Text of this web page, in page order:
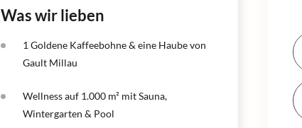
Was wir lieben
1 Goldene Kaffeebohne & eine Haube von
Gault Millau
Wellness auf 1.000 m² mit Sauna,
Wintergarten & Pool